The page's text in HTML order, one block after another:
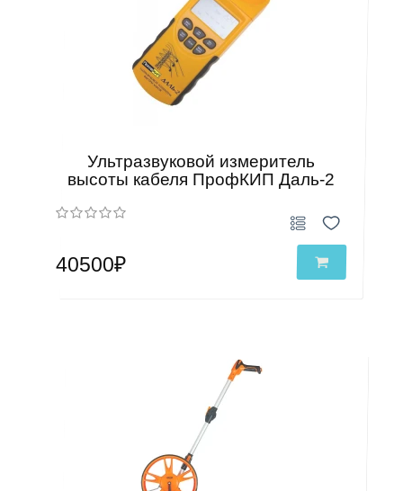
Ультразвуковой измеритель
высоты кабеля ПрофКИП Даль-2
40500₽